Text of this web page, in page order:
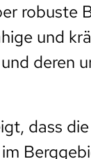
robuste
und
deren
dass